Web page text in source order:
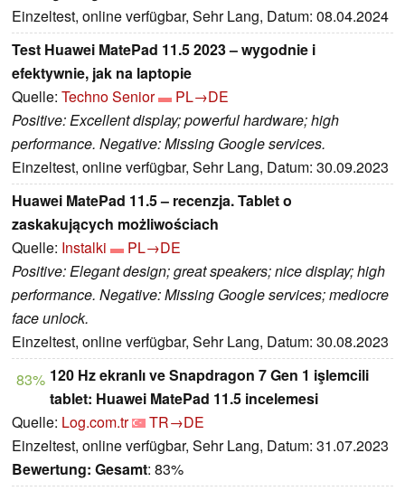
Einzeltest, online verfügbar, Sehr Lang, Datum: 08.04.2024
Test Huawei MatePad 11.5 2023 – wygodnie i
efektywnie, jak na laptopie
Quelle: Techno Senior
PL→DE
Positive: Excellent display; powerful hardware; high
performance. Negative: Missing Google services.
Einzeltest, online verfügbar, Sehr Lang, Datum: 30.09.2023
Huawei MatePad 11.5 – recenzja. Tablet o
zaskakujących możliwościach
Quelle: Instalki
PL→DE
Positive: Elegant design; great speakers; nice display; high
performance. Negative: Missing Google services; mediocre
face unlock.
Einzeltest, online verfügbar, Sehr Lang, Datum: 30.08.2023
83% 120 Hz ekranlı ve Snapdragon 7 Gen 1 işlemcili
tablet: Huawei MatePad 11.5 incelemesi
Quelle: Log.com.tr
TR→DE
Einzeltest, online verfügbar, Sehr Lang, Datum: 31.07.2023
Bewertung: Gesamt: 83%